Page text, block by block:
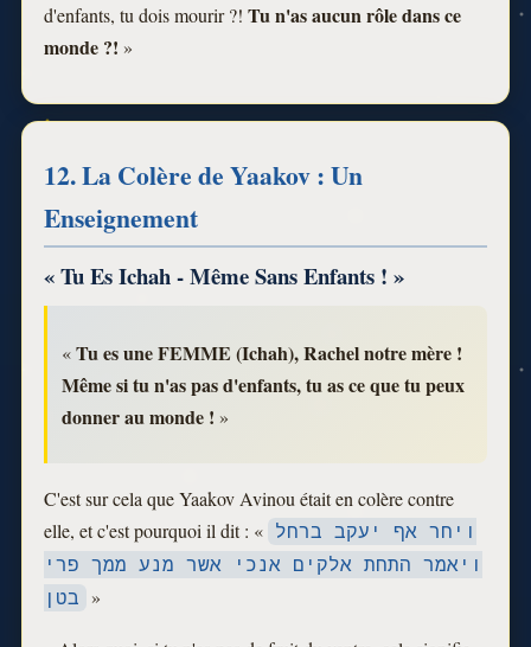
d'enfants, tu dois mourir ?! Tu n'as aucun rôle dans ce
monde ?! »
12. La Colère de Yaakov : Un
Enseignement
« Tu Es Ichah - Même Sans Enfants ! »
«Tu es une FEMME (Ichah), Rachel notre mère !
Même si tu n'as pas d'enfants, tu as ce que tu peux
donner au monde ! »
C'est sur cela que Yaakov Avinou était en colère contre
elle, et c'est pourquoi il dit : « ויחר אף יעקב ברחל
ויאמר התחת אלקים אנכי אשר מנע ממך פרי
בטן »